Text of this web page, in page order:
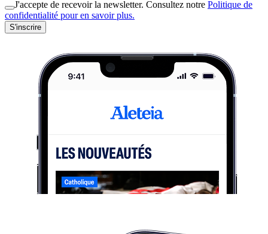
J'accepte de recevoir la newsletter. Consultez notre Politique de
confidentialité pour en savoir plus.
S'inscrire